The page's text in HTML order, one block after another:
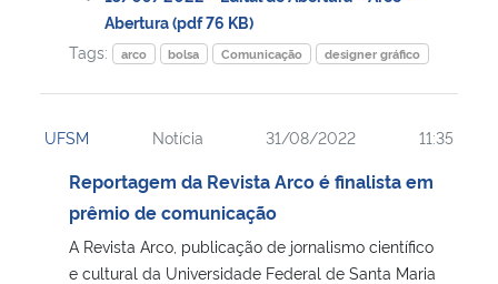
Abertura (pdf 76 KB)
Tags:
arco bolsa Comunicação designer gráfico
UFSM Notícia 31/08/2022 11:35
Reportagem da Revista Arco é finalista em
prêmio de comunicação
A Revista Arco, publicação de jornalismo científico
e cultural da Universidade Federal de Santa Maria